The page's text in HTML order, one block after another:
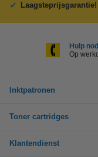
Laagsteprijsgarantie!
Hulp
Op
Inktpatronen
Toner cartridges
Klantendienst